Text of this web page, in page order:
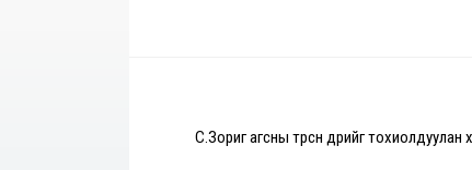
С.Зориг агсны төрсөн өдрийг тохиолдуулан